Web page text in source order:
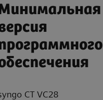
CT VC28